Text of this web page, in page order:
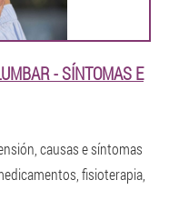
- SÍNTOMAS E
causas e síntomas
fisioterapia,